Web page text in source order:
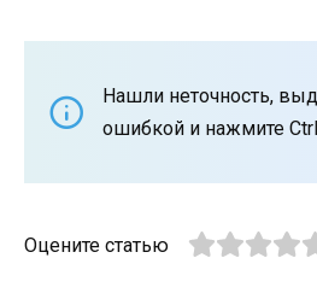
Нашли неточность,
ошибкой и нажмите
Оцените статью